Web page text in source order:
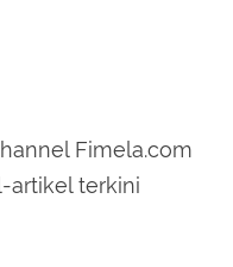
Fimela.com
artikel terkini